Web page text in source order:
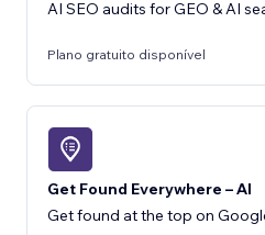
AI SEO audits for GEO & AI
Plano gratuito disponível
Get Found Everywhere – AI
Get found at the top on